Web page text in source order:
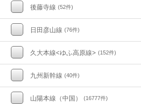
後藤寺線 (52件)
日田彦山線 (76件)
久大本線<ゆふ高原線> (152件)
九州新幹線 (40件)
山陽本線（中国） (16777件)